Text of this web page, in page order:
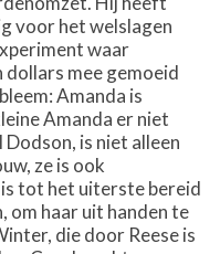
voor het welslagen
waar
dollars mee gemoeid
Amanda is
Amanda er niet
is niet alleen
ze is ook
tot het uiterste bereid
om haar uit handen te
die door Reese is